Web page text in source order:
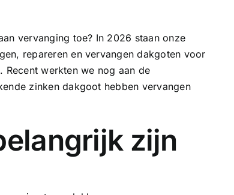
vervanging toe? In 2026 staan onze
repareren en vervangen dakgoten voor
werkten we nog aan de
zinken dakgoot hebben vervangen
zijn